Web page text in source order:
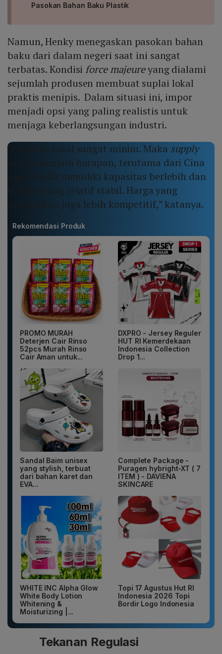
Pasokan Bahan Baku Plastik
Namun, Henky menegaskan pasokan bahan
baku dari dalam negeri saat ini sangat
terbatas. Kondisi force majeureyang dialami
sejumlah produsen membuat suplai lokal
praktis menipis. Dalam situasi ini, impor
menjadi opsi yang paling realistis untuk
menjaga keberlangsungan industri.
“Pasokan lokal sangat minim. Maka supply
impor menjadi harapan, terutama dari Cina
yang masih memiliki kapasitas berlebih dan
kondisi yang relatif stabil. Harga yang
ditawarkan juga lebih kompetitif,” katanya.
Rekomendasi Produk
PROMO MURAH
Deterjen Cair Rinso
52pcs Murah Rinso
Cair Aman untuk...
DXPRO - Jersey Reguler
HUT RI Kemerdekaan
Indonesia Collection
Drop 1...
Sandal Baim unisex
yang stylish, terbuat
dari bahan karet dan
EVA...
Complete Package -
Puragen hybright-XT ( 7
ITEM ) - DAVIENA
SKINCARE
WHITE INC Alpha Glow
White Body Lotion
Whitening &
Moisturizing |...
Topi 17 Agustus Hut RI
Indonesia 2026 Topi
Bordir Logo Indonesia
Tekanan Regulasi